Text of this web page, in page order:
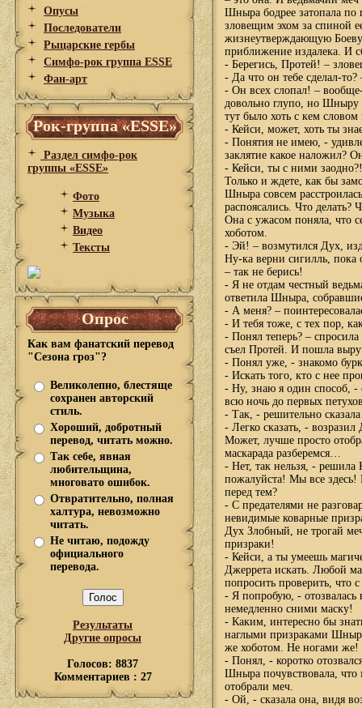
Опусы
Последователи
Рыцарские гербы
Симфо-рок группа ESSE
Фан-арт
Рок-группа «ESSE»
Раздел симфо-рок
группы «ESSE»
Фото
Музыка
Видео
Тексты
Опрос
Как вам фанатский перевод
"Сезона гроз"?
Великолепно, блестяще
сохранен авторский
стиль.
Хороший, добротный
перевод, читать можно.
Так себе, явная
любительщина,
многовато ошибок.
Отвратительно, полная
халтура, невозможно
читать.
Не читаю, подожду
официального
перевода.
Результаты
Другие опросы
Голосов: 8837
Комментариев : 27
Шныра бодрее затопала по
зловещим эхом за спиной
жизнеутверждающую
приближение издалека. И
- Берегись, Протей! –
- Да что он тебе сделал-
- Он всех слопал! –
довольно глупо, но Шныру
тут было хоть с кем словом
- Кейси, может, хоть ты
- Понятия не имею, -
заклятие какое наложил?
- Кейси, ты с ними
Только и ждете, как бы
Шныра совсем
распоясались. Что делать?
Она с ужасом поняла, что
хоботом.
- Эй! – возмутился Дух,
Ну-ка верни сигилль, пока
– так не берись!
- Я не отдам честный
ответила Шныра,
- А меня? –
- И тебя тоже, с тех пор,
- Понял теперь? –
съел Протей. И пошла
- Понял уже, - знакомо
- Искать того, кто с нее
- Ну, знаю я один способ, -
всю ночь до первых
- Так, - решительно
- Легко сказать, -
Может, лучше просто
маскарада разберемся…
- Нет, так нельзя, -
пожалуйста! Мы все
перед тем?
- С предателями не
невидимые коварные
Дух Злобный, не трогай
призраки!
- Кейси, а ты умеешь
Джеррета искать. Любой
попросить проверить, что
- Я попробую, -
немедленно сними маску!
- Каким, интересно бы
наглыми призраками
же хоботом. Не ногами же!
- Понял, - коротко
Шныра почувствовала, что
отобрали меч.
- Ой, - сказала она, видя